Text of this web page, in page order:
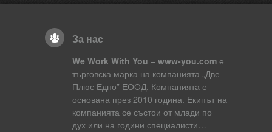
За нас
We Work With You – www-you.com е
търговска марка на компанията „Две
Плюс Едно” ЕООД. Компанията е
основана през 2010 година. Екипът на
компанията се състои от млади по
дух или на години специалисти…